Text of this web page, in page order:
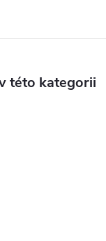
této kategorii